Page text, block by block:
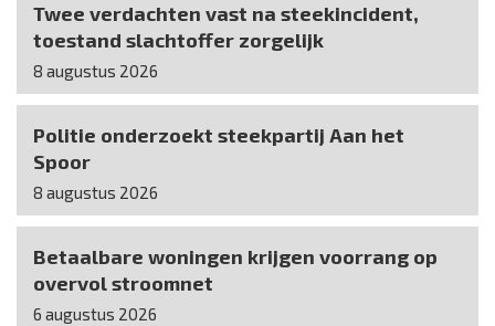
Twee verdachten vast na steekincident,
toestand slachtoffer zorgelijk
8 augustus 2026
Politie onderzoekt steekpartij Aan het
Spoor
8 augustus 2026
Betaalbare woningen krijgen voorrang op
overvol stroomnet
6 augustus 2026